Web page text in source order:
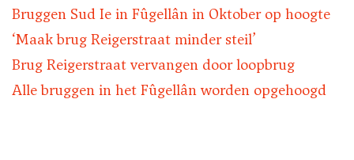
Bruggen Sud Ie in Fûgellân in Oktober op hoogte
‘Maak brug Reigerstraat minder steil’
Brug Reigerstraat vervangen door loopbrug
Alle bruggen in het Fûgellân worden opgehoogd